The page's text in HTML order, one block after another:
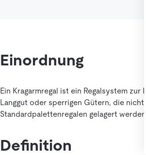
Einordnung
Ein Kragarmregal ist ein Regalsystem zur
Langgut oder sperrigen Gütern, die nicht
Standardpalettenregalen gelagert werden
Definition